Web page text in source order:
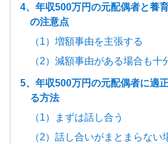
4、年収500万円の元配偶者と養
の注意点
（1）増額事由を主張する
（2）減額事由がある場合も十
5、年収500万円の元配偶者に適
る方法
（1）まずは話し合う
（2）話し合いがまとまらない